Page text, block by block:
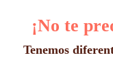
¡No te
Tenemos